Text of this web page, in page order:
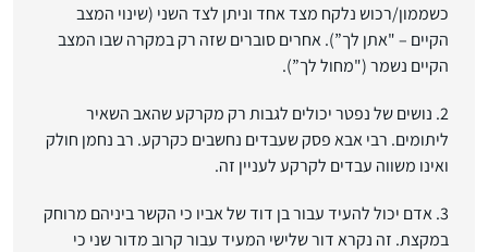
כשממון/רכוש נלקח מצד אחד וניתן לצד השני (שינוי המצב
הקיים – "אתן לך”). אחרים סוברים שזה רק במקרה שבו המצב
הקיים נשמר ("מחול לך”).
2. נושים של נפטר יכולים לגבות רק מקרקע שהאב השאיר
ליתומים. רבי אבא פסק שעבדים נחשבים כקרקע. רב נחמן חולק
ואינו משווה עבדים לקרקע לעניין זה.
3. אדם יכול להעיד עבור בן דוד של אביו כי הקשר ביניהם מרוחק
במקצת. זה נקרא דור שלישי המעיד עבור קרוב מדור שני כי